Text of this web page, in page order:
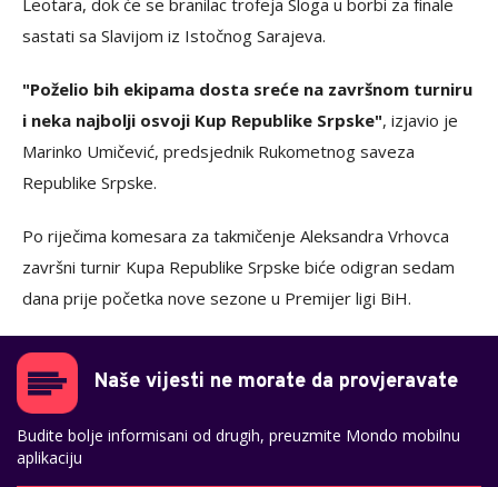
Leotara, dok će se branilac trofeja Sloga u borbi za finale
sastati sa Slavijom iz Istočnog Sarajeva.
"Poželio bih ekipama dosta sreće na završnom turniru
i neka najbolji osvoji Kup Republike Srpske", izjavio je
Marinko Umičević, predsjednik Rukometnog saveza
Republike Srpske.
Po riječima komesara za takmičenje Aleksandra Vrhovca
završni turnir Kupa Republike Srpske biće odigran sedam
dana prije početka nove sezone u Premijer ligi BiH.
Naše vijesti ne morate da provjeravate
Budite bolje informisani od drugih, preuzmite Mondo mobilnu
aplikaciju